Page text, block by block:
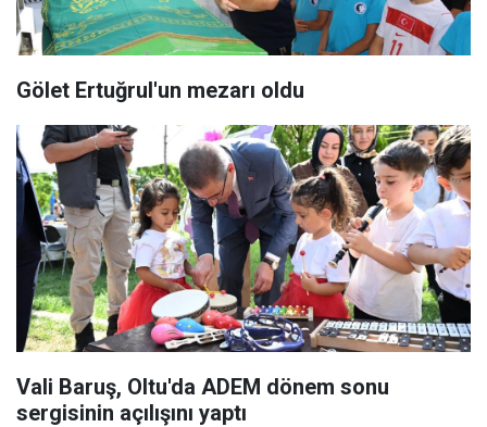
Gölet Ertuğrul'un mezarı oldu
Vali Baruş, Oltu'da ADEM dönem sonu
sergisinin açılışını yaptı